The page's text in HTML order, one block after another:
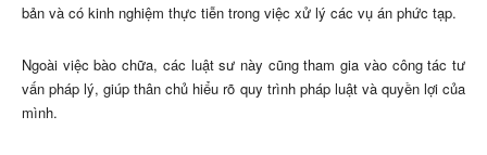
bản và có kinh nghiệm thực tiễn trong việc xử lý các vụ án phức tạp.
Ngoài việc bào chữa, các luật sư này cũng tham gia vào công tác tư
vấn pháp lý, giúp thân chủ hiểu rõ quy trình pháp luật và quyền lợi của
mình.